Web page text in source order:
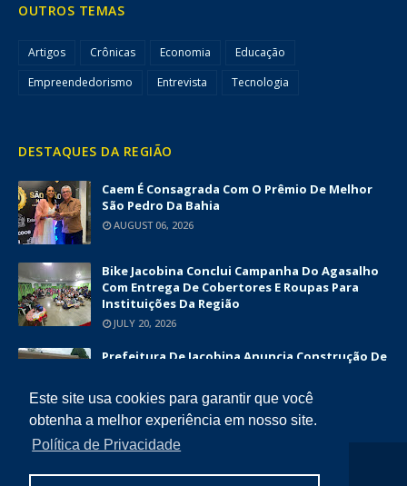
Este site usa cookies para garantir que você
obtenha a melhor experiência em nosso site.
Política de Privacidade
OUTROS TEMAS
Artigos Crônicas Economia
Educação
Empreendedorismo
Entrevista Tecnologia
DESTAQUES DA REGIÃO
Caem É Consagrada Com O Prêmio De Melhor
São Pedro Da Bahia
AUGUST 06, 2026
Bike Jacobina Conclui Campanha Do Agasalho
Com Entrega De Cobertores E Roupas Para
Instituições Da Região
JULY 20, 2026
Prefeitura De Jacobina Anuncia Construção De
Superior A R$ 1,7 Milhão
JUNE 12, 2026